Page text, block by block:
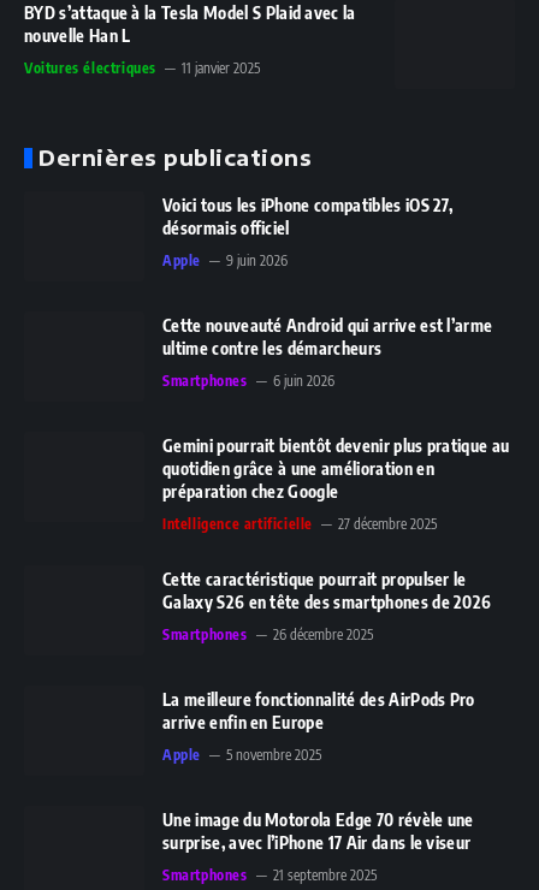
BYD s’attaque à la Tesla Model S Plaid avec la
nouvelle Han L
Voitures électriques 11 janvier 2025
Dernières publications
Voici tous les iPhone compatibles iOS 27,
désormais officiel
Apple 9 juin 2026
Cette nouveauté Android qui arrive est l’arme
ultime contre les démarcheurs
Smartphones 6 juin 2026
Gemini pourrait bientôt devenir plus pratique au
quotidien grâce à une amélioration en
préparation chez Google
Intelligence artificielle 27 décembre 2025
Cette caractéristique pourrait propulser le
Galaxy S26 en tête des smartphones de 2026
Smartphones 26 décembre 2025
La meilleure fonctionnalité des AirPods Pro
arrive enfin en Europe
Apple 5 novembre 2025
Une image du Motorola Edge 70 révèle une
surprise, avec l’iPhone 17 Air dans le viseur
Smartphones 21 septembre 2025